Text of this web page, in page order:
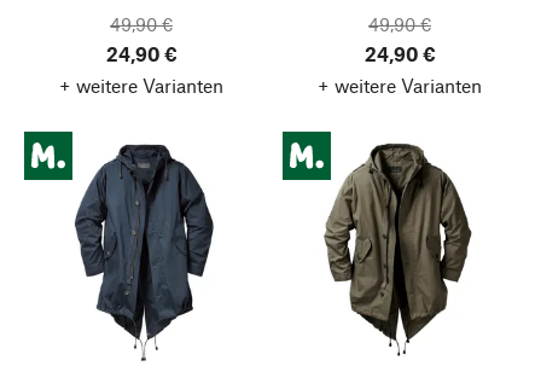
49,90 €
24,90 €
+ weitere Varianten
49,90 €
24,90 €
+ weitere Varianten